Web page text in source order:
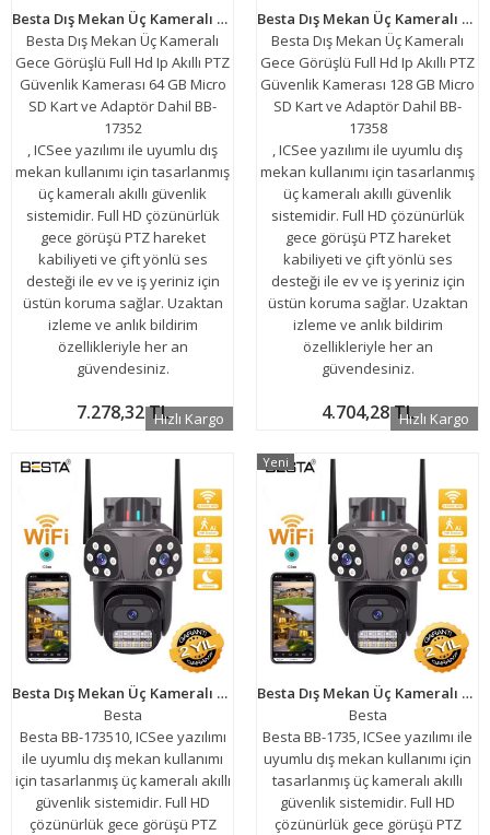
Besta Dış Mekan Üç Kameralı Gece Görüşlü Full Hd Ip Akıllı PTZ Güvenlik Kamerası 64 GB Micro SD Kart ve Adaptör Dahil BB-17352
Besta Dış Mekan Üç Kameralı
Gece Görüşlü Full Hd Ip Akıllı PTZ
Güvenlik Kamerası 64 GB Micro
SD Kart ve Adaptör Dahil BB-
17352
, ICSee yazılımı ile uyumlu dış
mekan kullanımı için tasarlanmış
üç kameralı akıllı güvenlik
sistemidir. Full HD çözünürlük
gece görüşü PTZ hareket
kabiliyeti ve çift yönlü ses
desteği ile ev ve iş yeriniz için
üstün koruma sağlar. Uzaktan
izleme ve anlık bildirim
özellikleriyle her an
güvendesiniz.
7.278,32 TLHızlı Kargo
Besta Dış Mekan Üç Kameralı Gece Görüşlü Full Hd Ip Akıllı PTZ Güvenlik Kamerası 128 GB Micro SD Kart ve Adaptör Dahil BB-17358
Besta Dış Mekan Üç Kameralı
Gece Görüşlü Full Hd Ip Akıllı PTZ
Güvenlik Kamerası 128 GB Micro
SD Kart ve Adaptör Dahil BB-
17358
, ICSee yazılımı ile uyumlu dış
mekan kullanımı için tasarlanmış
üç kameralı akıllı güvenlik
sistemidir. Full HD çözünürlük
gece görüşü PTZ hareket
kabiliyeti ve çift yönlü ses
desteği ile ev ve iş yeriniz için
üstün koruma sağlar. Uzaktan
izleme ve anlık bildirim
özellikleriyle her an
güvendesiniz.
4.704,28 TLHızlı Kargo
Besta Dış Mekan Üç Kameralı Gece Görüşlü Full Hd Ip Akıllı Güvenlik Kamerası PTZ GÜVENLİK KAMERASI BB-173510
Besta
Besta BB-173510, ICSee yazılımı
ile uyumlu dış mekan kullanımı
için tasarlanmış üç kameralı akıllı
güvenlik sistemidir. Full HD
çözünürlük gece görüşü PTZ
Besta Dış Mekan Üç Kameralı Gece Görüşlü Full Hd Ip Akıllı Güvenlik Kamerası PTZ GÜVENLİK KAMERASI BB-1735
Besta
Besta BB-1735, ICSee yazılımı ile
uyumlu dış mekan kullanımı için
tasarlanmış üç kameralı akıllı
güvenlik sistemidir. Full HD
çözünürlük gece görüşü PTZ
Yeni